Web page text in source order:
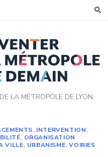
LA MÉTROPOLE DE LYON
, INTERVENTION,
, ORGANISATION
VILLE, URBANISME,VOIRIES